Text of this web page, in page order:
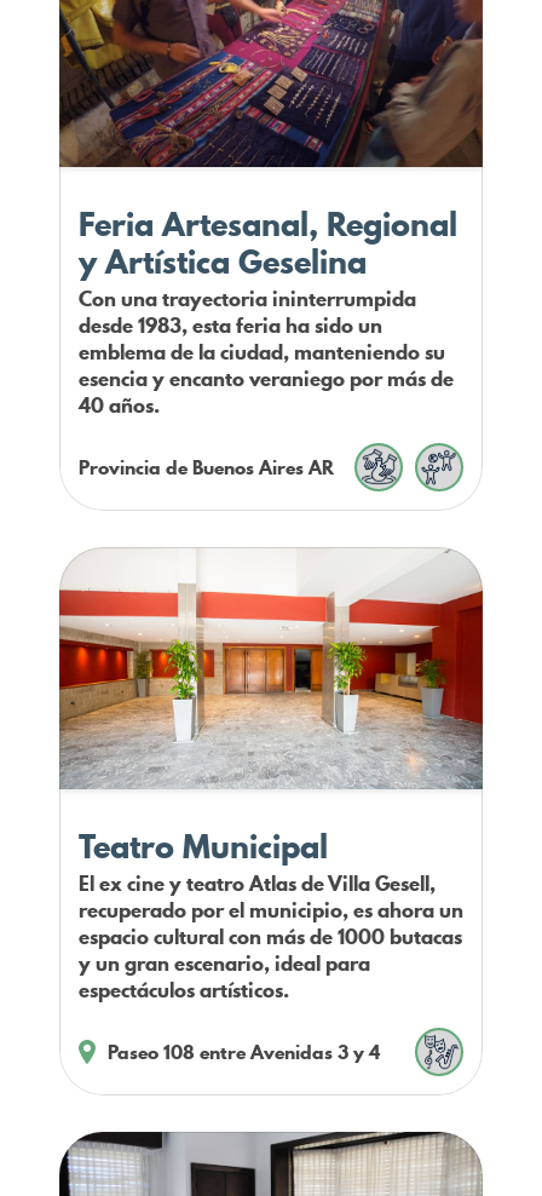
Feria Artesanal, Regional
y Artística Geselina
Con una trayectoria ininterrumpida
desde 1983, esta feria ha sido un
emblema de la ciudad, manteniendo su
esencia y encanto veraniego por más de
40 años.
Provincia de Buenos AiresAR
Teatro Municipal
El ex cine y teatro Atlas de Villa Gesell,
recuperado por el municipio, es ahora un
espacio cultural con más de 1000 butacas
y un gran escenario, ideal para
espectáculos artísticos.
Paseo 108 entre Avenidas 3 y 4